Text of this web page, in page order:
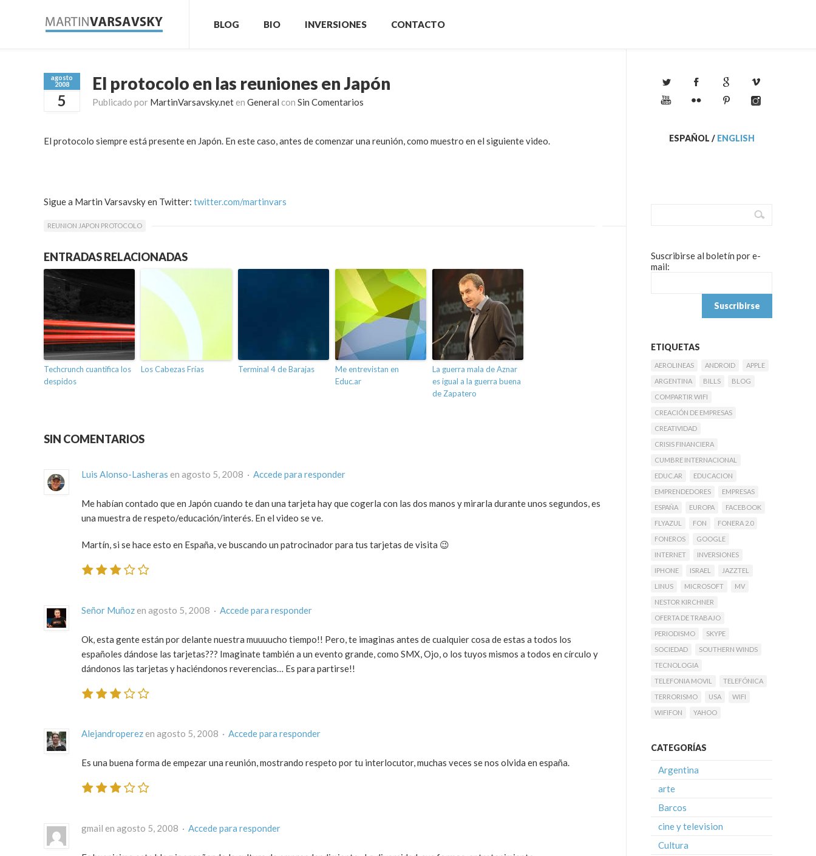
BLOG BIO INVERSIONES CONTACTO
agosto
2008
5
El protocolo en las reuniones en Japón
Publicado por MartinVarsavsky.net en General con Sin Comentarios
El protocolo siempre está presente en Japón. En este caso, antes de comenzar una reunión, como muestro en el siguiente video.
Sigue a Martin Varsavsky en Twitter: twitter.com/martinvars
REUNION JAPON PROTOCOLO
ENTRADAS RELACIONADAS
Techcrunch cuantifica los
despidos
Los Cabezas Frías Terminal 4 de Barajas
Me entrevistan en
Educ.ar
La guerra mala de Aznar
es igual a la guerra buena
de Zapatero
SIN COMENTARIOS
Luis Alonso-Lasheras en agosto 5, 2008 · Accede para responder
Me habían contado que en Japón cuando te dan una tarjeta hay que cogerla con las dos manos y mirarla durante unos segundos, es
una muestra de respeto/educación/interés. En el video se ve.
Martín, si se hace esto en España, ve buscando un patrocinador para tus tarjetas de visita 😉
Señor Muñoz en agosto 5, 2008 · Accede para responder
Ok, esta gente están por delante nuestra muuuucho tiempo!! Pero, te imaginas antes de cualquier cosa de estas a todos los
españoles dándose las tarjetas??? Imaginate también a un evento grande, como SMX, Ojo, o los tuyos mismos a todos en círculo y
dándonos las tarjetas y haciéndonos reverencias… Es para partirse!!
Alejandroperez en agosto 5, 2008 · Accede para responder
Es una buena forma de empezar una reunión, mostrando respeto por tu interlocutor, muchas veces se nos olvida en españa.
gmail en agosto 5, 2008 · Accede para responder
ESPAÑOL / ENGLISH
Suscribirse al boletín por e-
mail:
ETIQUETAS
AEROLINEAS ANDROID
APPLE
ARGENTINA
BILLS
BLOG
COMPARTIR WIFI
CREACIÓN DE EMPRESAS
CREATIVIDAD
CRISIS FINANCIERA
CUMBRE INTERNACIONAL
EDUC.AR
EDUCACION
EMPRENDEDORES
EMPRESAS
ESPAÑA
EUROPA
FACEBOOK
FLYAZUL
FON
FONERA 2.0
FONEROS
GOOGLE
INTERNET
INVERSIONES
IPHONE
ISRAEL
JAZZTEL
LINUS
MICROSOFT
MV
NESTOR KIRCHNER
OFERTA DE TRABAJO
PERIODISMO
SKYPE
SOCIEDAD
SOUTHERN WINDS
TECNOLOGIA
TELEFONIA MOVIL
TELEFÓNICA
TERRORISMO
USA
WIFI
WIFIFON
YAHOO
CATEGORÍAS
Argentina
arte
Barcos
cine y television
Cultura